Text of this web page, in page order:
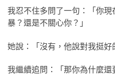
我忍不住多問了一句：「你
暴？還是不關心你？」
她說：「沒有，他說對我挺好
我繼續追問：「那你為什麼還